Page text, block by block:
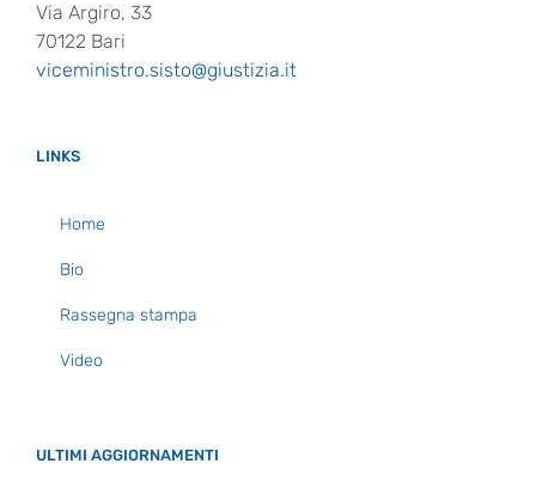
Via Argiro, 33
70122 Bari
viceministro.sisto@giustizia.it
LINKS
Home
Bio
Rassegna stampa
Video
ULTIMI AGGIORNAMENTI